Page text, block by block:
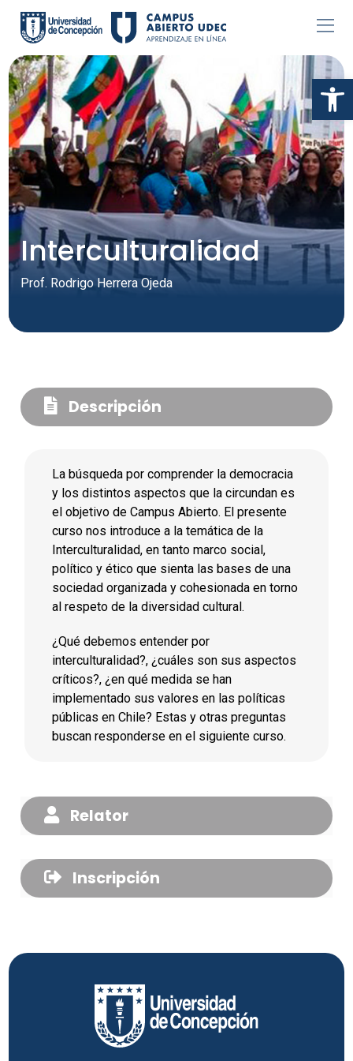
Skip
content
Interculturalidad
Prof. Rodrigo Herrera Ojeda
Descripción
La búsqueda por comprender la democracia
y los distintos aspectos que la circundan es
el objetivo de Campus Abierto. El presente
curso nos introduce a la temática de la
Interculturalidad, en tanto marco social,
político y ético que sienta las bases de una
sociedad organizada y cohesionada en torno
al respeto de la diversidad cultural.
¿Qué debemos entender por
interculturalidad?, ¿cuáles son sus aspectos
críticos?, ¿en qué medida se han
implementado sus valores en las políticas
públicas en Chile? Estas y otras preguntas
buscan responderse en el siguiente curso.
Relator
Inscripción